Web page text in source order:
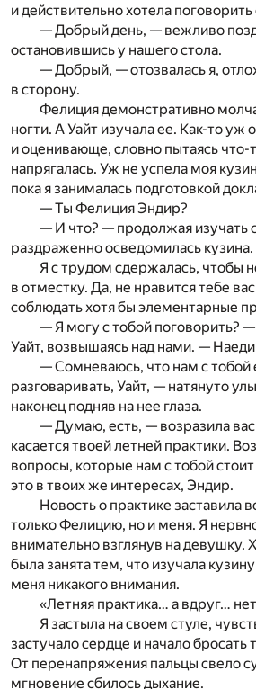
и действительно хотела поговорить
— Добрый день, — вежливо
остановившись у нашего стола.
— Добрый, — отозвалась я,
в сторону.
Фелиция демонстративно
ногти. А Уайт изучала ее. Как-то уж
и оценивающе, словно пытаясь что-
напрягалась. Уж не успела моя
пока я занималась подготовкой
— Ты Фелиция Эндир?
— И что? — продолжая изучать
раздраженно осведомилась кузина.
Я с трудом сдержалась, чтобы
в отместку. Да, не нравится тебе
соблюдать хотя бы элементарные
— Я могу с тобой поговорить?
Уайт, возвышаясь над нами. —
— Сомневаюсь, что нам с тобой
разговаривать, Уайт, — натянуто
наконец подняв на нее глаза.
— Думаю, есть, — возразила
касается твоей летней практики.
вопросы, которые нам с тобой
это в твоих же интересах, Эндир.
Новость о практике заставила
только Фелицию, но и меня. Я
внимательно взглянув на девушку.
была занята тем, что изучала
меня никакого внимания.
«Летняя практика… а вдруг…
Я застыла на своем стуле,
застучало сердце и начало бросать
От перенапряжения пальцы свело
мгновение сбилось дыхание.